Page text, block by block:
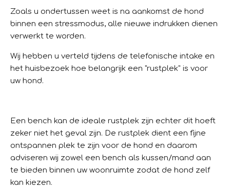
Zoals u ondertussen weet is na aankomst de hond
binnen een stressmodus, alle nieuwe indrukken dienen
verwerkt te worden.
Wij hebben u verteld tijdens de telefonische intake en
het huisbezoek hoe belangrijk een "rustplek" is voor
uw hond.
Een bench kan de ideale rustplek zijn echter dit hoeft
zeker niet het geval zijn. De rustplek dient een fijne
ontspannen plek te zijn voor de hond en daarom
adviseren wij zowel een bench als kussen/mand aan
te bieden binnen uw woonruimte zodat de hond zelf
kan kiezen.